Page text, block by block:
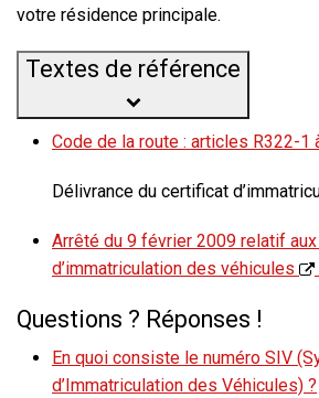
votre résidence principale.
Textes de référence
Code de la route : articles R322-1
Délivrance du certificat
Arrêté du 9 février 2009 relatif
d’immatriculation des véhicules
Questions ? Réponses !
En quoi consiste le numéro SIV
d’Immatriculation des Véhicules) ?